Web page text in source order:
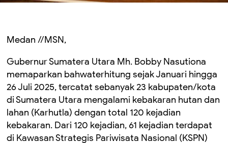
Medan //MSN,
Gubernur Sumatera Utara Mh. Bobby Nasutiona
memaparkan bahwaterhitung sejak Januari hingga
26 Juli 2025, tercatat sebanyak 23 kabupaten/kota
di Sumatera Utara mengalami kebakaran hutan dan
lahan (Karhutla) dengan total 120 kejadian
kebakaran. Dari 120 kejadian, 61 kejadian terdapat
di Kawasan Strategis Pariwisata Nasional (KSPN)